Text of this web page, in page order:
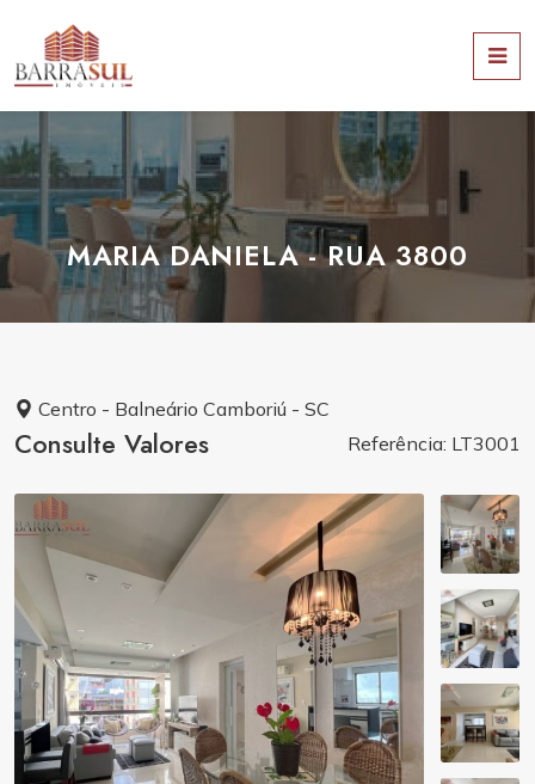
MARIA DANIELA - RUA 3800
Centro - Balneário Camboriú - SC
Consulte Valores Referência: LT3001